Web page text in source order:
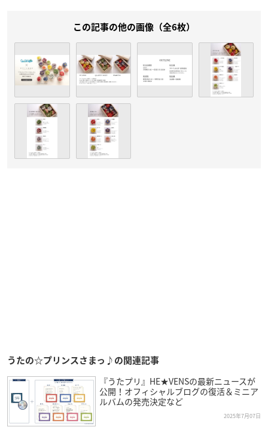
この記事の他の画像（全6枚）
うたの☆プリンスさまっ♪の関連記事
『うたプリ』HE★VENSの最新ニュースが
公開！オフィシャルブログの復活＆ミニア
ルバムの発売決定など
2025年7月07日